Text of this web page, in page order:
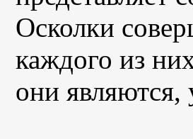
Осколки
каждого из
они являются,